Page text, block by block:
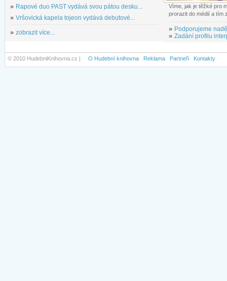
» Rapové duo PAST vydává svou pátou desku...
» Vršovická kapela tojeon vydává debutové...
» zobrazit více...
Víme, jak je těžké pro
prorazit do médií a tím
» Podporujeme
» Zadání profilu
© 2010 HudebniKnihovna.cz | O Hudební knihovna Reklama Partneři Kontakty